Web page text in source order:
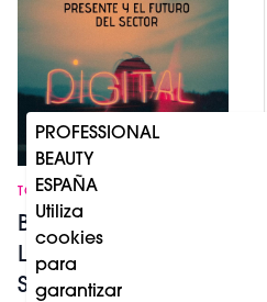
TOCADO
BLOW MARKETING
LANZA UN ANÁLISIS
SOBRE EL
PROFESSIONAL
BEAUTY
ESPAÑA
Utiliza
cookies
para
garantizar